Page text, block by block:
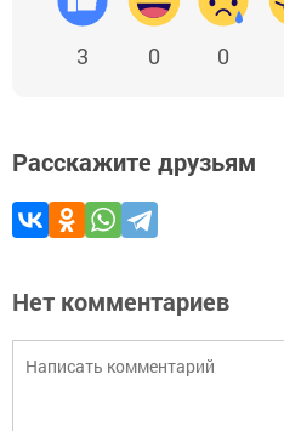
3 0 0
Расскажите друзьям
Нет комментариев